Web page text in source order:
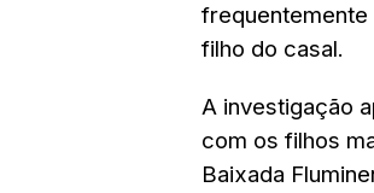
frequentemente
filho do casal.
A investigação
com os filhos
Baixada